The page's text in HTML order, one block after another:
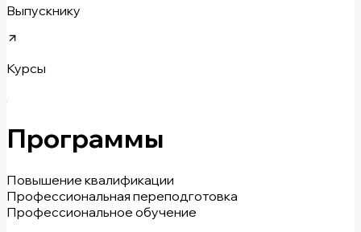
Выпускнику
Курсы
Программы
Повышение квалификации
Профессиональная переподготовка
Профессиональное обучение